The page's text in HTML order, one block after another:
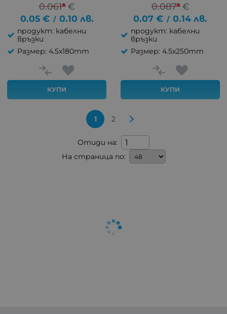
0.061* €
0.05 € / 0.10 лв.
продукт: кабелни
връзки
Размер: 4.5x180mm
КУПИ
0.087* €
0.07 € / 0.14 лв.
продукт: кабелни
връзки
Размер: 4.5x250mm
КУПИ
1 2
Отиди на:
На страница по: